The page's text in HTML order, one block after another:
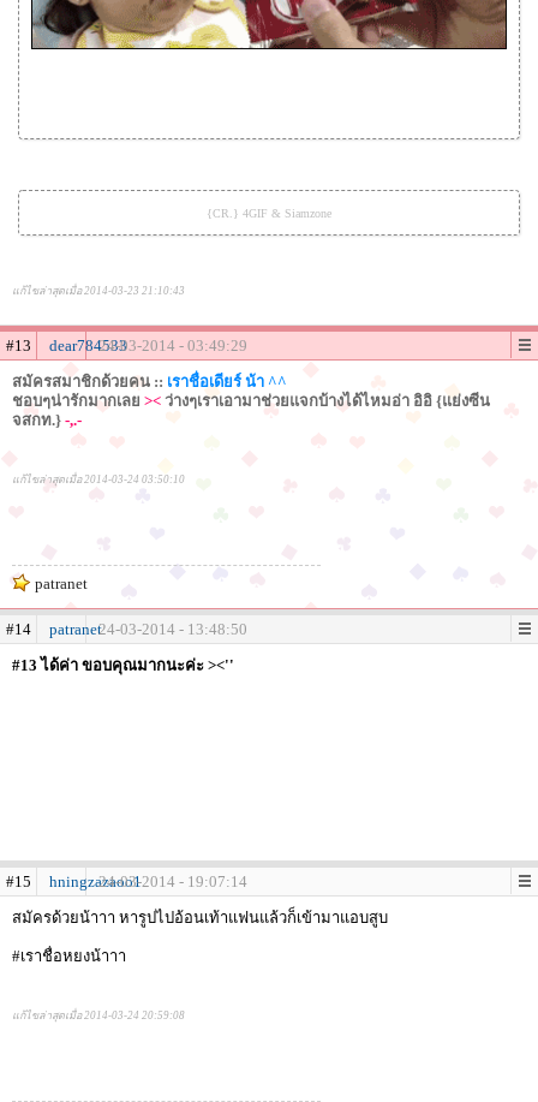
{CR.} 4GIF & Siamzone
แก้ไขล่าสุดเมื่อ 2014-03-23 21:10:43
#13 dear78453324-03-2014 - 03:49:29
สมัครสมาชิกด้วยคน :: เราชื่อเดียร์ น้า ^^
ชอบๆน่ารักมากเลย >< ว่างๆเราเอามาช่วยแจกบ้างได้ไหมอ่า อิอิ {แย่งซีน
จสกท.} -,.-
แก้ไขล่าสุดเมื่อ 2014-03-24 03:50:10
patranet
#14 patranet24-03-2014 - 13:48:50
#13 ได้ค่า ขอบคุณมากนะค่ะ ><''
#15 hningzazaoo124-03-2014 - 19:07:14
สมัครด้วยน้าาา หารูปไปอ้อนเท้าแฟนแล้วก็เข้ามาแอบสูบ
#เราชื่อหยงน้าาา
แก้ไขล่าสุดเมื่อ 2014-03-24 20:59:08